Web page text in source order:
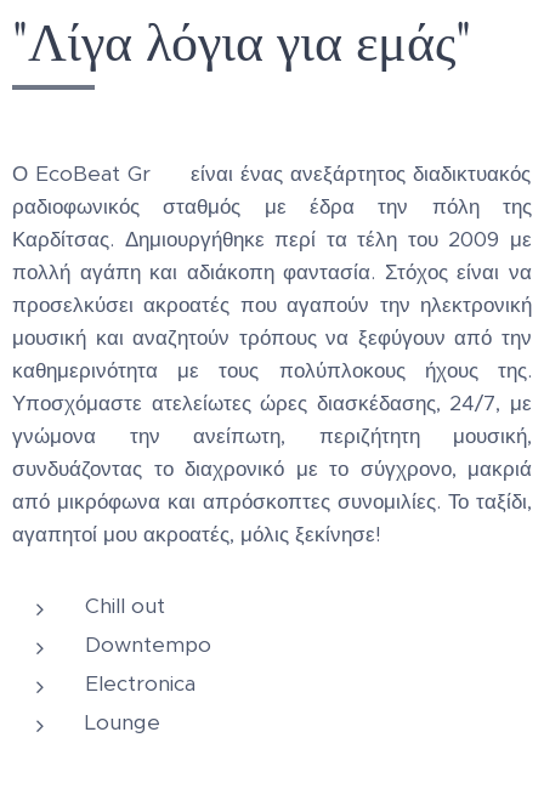
"Λίγα λόγια για εμάς"
Ο EcoBeat Gr 🇬🇷 είναι ένας ανεξάρτητος διαδικτυακός
ραδιοφωνικός σταθμός με έδρα την πόλη της
Καρδίτσας. Δημιουργήθηκε περί τα τέλη του 2009 με
πολλή αγάπη και αδιάκοπη φαντασία. Στόχος είναι να
προσελκύσει ακροατές που αγαπούν την ηλεκτρονική
μουσική και αναζητούν τρόπους να ξεφύγουν από την
καθημερινότητα με τους πολύπλοκους ήχους της.
Υποσχόμαστε ατελείωτες ώρες διασκέδασης, 24/7, με
γνώμονα την ανείπωτη, περιζήτητη μουσική,
συνδυάζοντας το διαχρονικό με το σύγχρονο, μακριά
από μικρόφωνα και απρόσκοπτες συνομιλίες. Το ταξίδι,
αγαπητοί μου ακροατές, μόλις ξεκίνησε!
Chill out
Downtempo
Electronica
Lounge